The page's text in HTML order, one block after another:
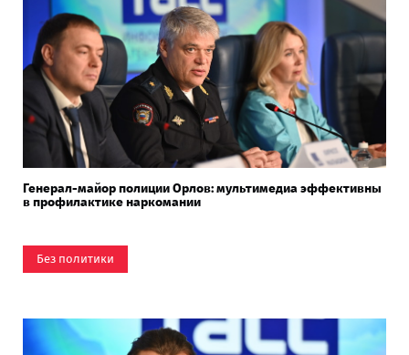
Генерал-майор полиции Орлов: мультимедиа эффективны
в профилактике наркомании
Без политики